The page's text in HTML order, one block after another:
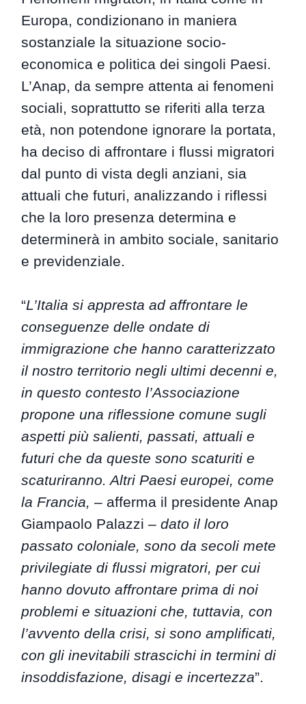
Europa, condizionano in maniera
sostanziale la situazione socio-
economica e politica dei singoli Paesi.
L’Anap, da sempre attenta ai fenomeni
sociali, soprattutto se riferiti alla terza
età, non potendone ignorare la portata,
ha deciso di affrontare i flussi migratori
dal punto di vista degli anziani, sia
attuali che futuri, analizzando i riflessi
che la loro presenza determina e
determinerà in ambito sociale, sanitario
e previdenziale.
“L’Italia si appresta ad affrontare le
conseguenze delle ondate di
immigrazione che hanno caratterizzato
il nostro territorio negli ultimi decenni e,
in questo contesto l’Associazione
propone una riflessione comune sugli
aspetti più salienti, passati, attuali e
futuri che da queste sono scaturiti e
scaturiranno. Altri Paesi europei, come
la Francia, – afferma il presidente Anap
Giampaolo Palazzi –dato il loro
passato coloniale, sono da secoli mete
privilegiate di flussi migratori, per cui
hanno dovuto affrontare prima di noi
problemi e situazioni che, tuttavia, con
l’avvento della crisi, si sono amplificati,
con gli inevitabili strascichi in termini di
insoddisfazione, disagi e incertezza”.